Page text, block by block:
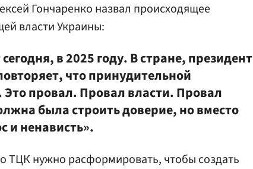
Гончаренко назвал происходящее
власти Украины:
в 2025 году. В стране, президент
что принудительной
провал. Провал власти. Провал
была строить доверие, но вместо
и ненависть».
ТЦК нужно расформировать, чтобы создать